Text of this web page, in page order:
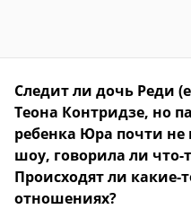
Следит ли дочь Реди
Теона Контридзе, но
ребенка Юра почти
шоу, говорила ли что-
Происходят ли какие-
отношениях?